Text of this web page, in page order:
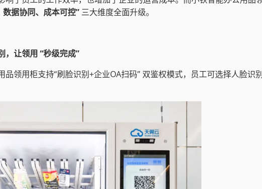
数据协同、成本可控” 三大维度全面升级。
，让领用 “秒级完成”
品领用柜支持“刷脸识别+企业OA扫码” 双鉴权模式，员工可选择人脸